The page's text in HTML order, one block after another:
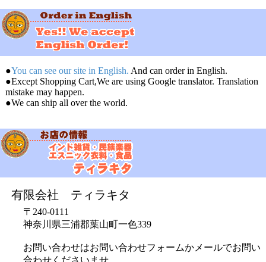
●You can see our site in English. And can order in English.
●Except Shopping Cart,We are using Google translator. Translation
mistake may happen.
●We can ship all over the world.
有限会社 ティラキタ
〒240-0111
神奈川県三浦郡葉山町一色339
お問い合わせはお問い合わせフォームかメールでお問い
合わせくださいませ。